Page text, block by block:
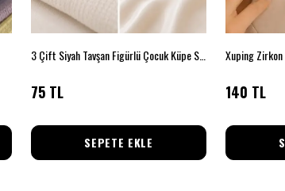
75 TL
SEPETE EKLE
Xuping Zirkon
140 TL